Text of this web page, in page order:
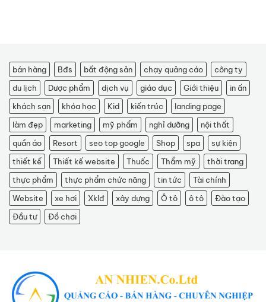
bán hàng Bđs bất động sản chạy quảng cáo
công ty
du lịch
Dược phẩm dịch vụ giáo dục Giới thiệu
in ấn
khách sạn
khóa học Kid kiến trúc
landing page
làm đẹp
marketing mỹ phẩm nghỉ dưỡng
nội thất
quần áo
Resort seo top google Shop spa
sự kiện
thiết kế
Thiết kế website Thuốc Thẩm mỹ
thời trang
thực phẩm
thực phẩm chức năng tin tức
Tài chính
Website
xe hơi Xklđ xây dựng Ô tô ô tô
Đào tạo
Đầu tư
Đồ chơi